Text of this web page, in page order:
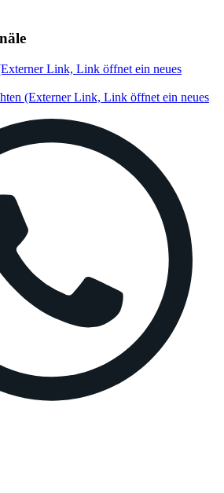
Link, Link öffnet ein neues
(Externer Link, Link öffnet ein neues